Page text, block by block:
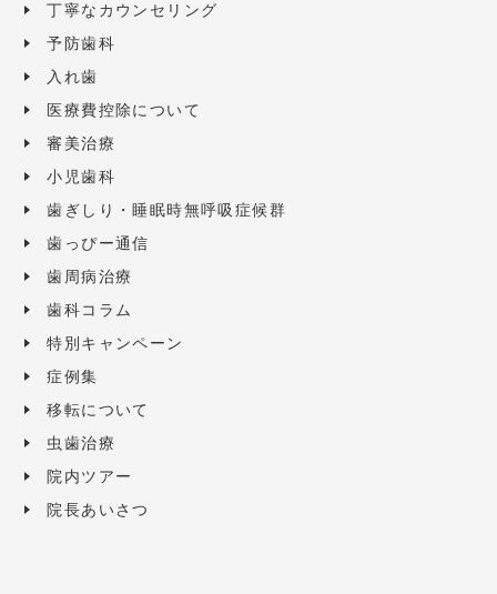
丁寧なカウンセリング
予防歯科
入れ歯
医療費控除について
審美治療
小児歯科
歯ぎしり・睡眠時無呼吸症候群
歯っぴー通信
歯周病治療
歯科コラム
特別キャンペーン
症例集
移転について
虫歯治療
院内ツアー
院長あいさつ